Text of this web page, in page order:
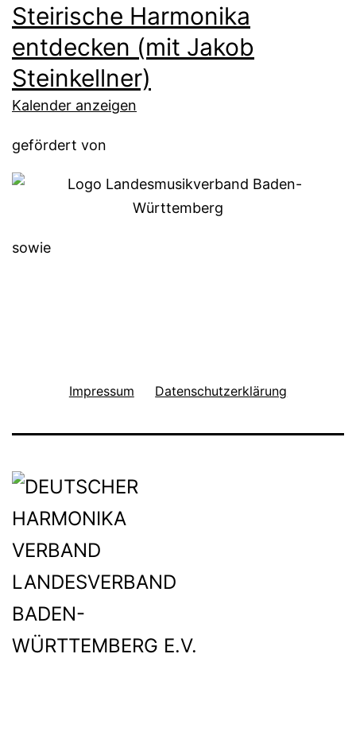
Steirische Harmonika
entdecken (mit Jakob
Steinkellner)
Kalender anzeigen
gefördert von
sowie
Impressum Datenschutzerklärung